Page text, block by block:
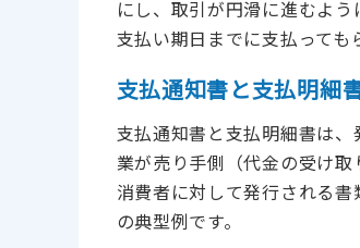
にし、取引が円滑に進むよ
支払い期日までに支払っても
支払通知書と支払明細
支払通知書と支払明細書は
業が売り手側（代金の受け
消費者に対して発行される
の典型例です。